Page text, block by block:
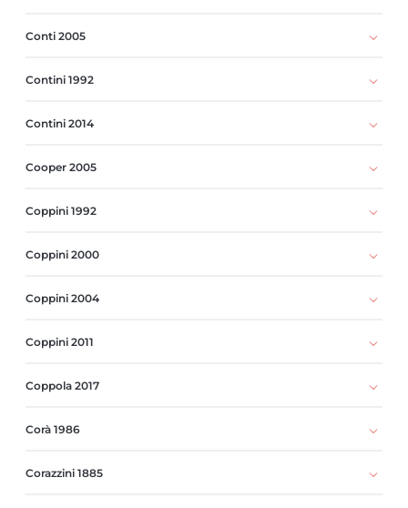
Conti 2005
Contini 1992
Contini 2014
Cooper 2005
Coppini 1992
Coppini 2000
Coppini 2004
Coppini 2011
Coppola 2017
Corà 1986
Corazzini 1885